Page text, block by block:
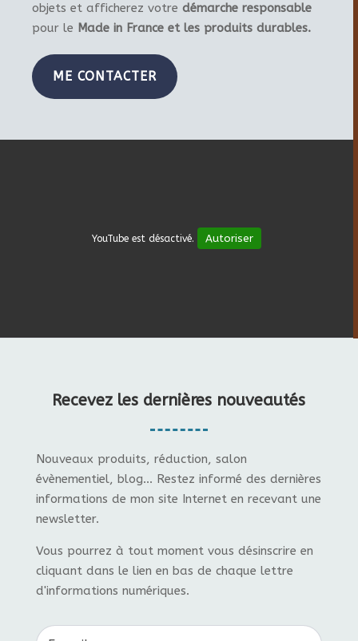
objets et afficherez votre démarche responsable
pour le Made in France et les produits durables.
ME CONTACTER
YouTube est désactivé. Autoriser
Recevez les dernières nouveautés
Nouveaux produits, réduction, salon
évènementiel, blog... Restez informé des dernières
informations de mon site Internet en recevant une
newsletter.
Vous pourrez à tout moment vous désinscrire en
cliquant dans le lien en bas de chaque lettre
d'informations numériques.